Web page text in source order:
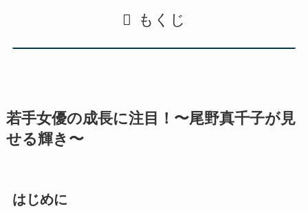
もくじ
若手女優の成長に注目！〜尾野真千子が見
せる輝き〜
はじめに